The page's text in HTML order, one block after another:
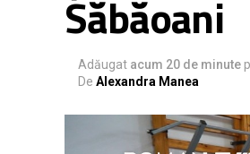
Săbăoani
Adăugat acum 20 de minute
De Alexandra Manea